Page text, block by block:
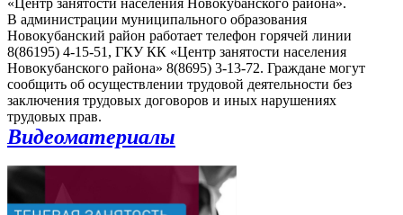
В администрации муниципального образования
Новокубанский район работает телефон горячей линии
8(86195) 4-15-51, ГКУ КК «Центр занятости населения
Новокубанского района» 8(8695) 3-13-72. Граждане могут
сообщить об осуществлении трудовой деятельности без
заключения трудовых договоров и иных нарушениях
трудовых прав.
Видеоматериалы